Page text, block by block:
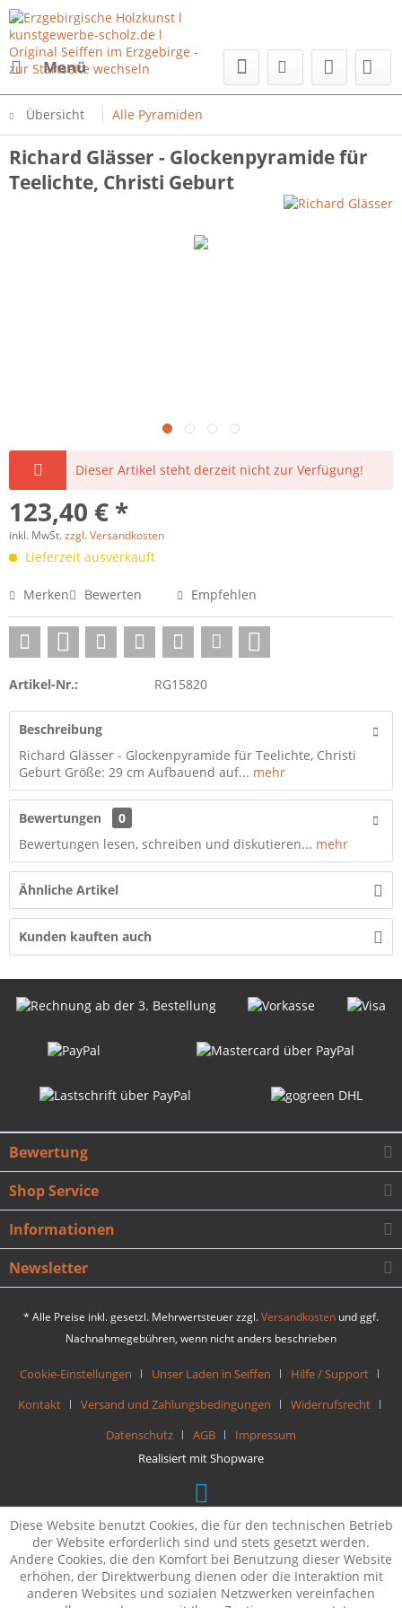
Menü
Übersicht Alle Pyramiden
Richard Glässer - Glockenpyramide für
Teelichte, Christi Geburt
Dieser Artikel steht derzeit nicht zur Verfügung!
123,40 € *
inkl. MwSt.zzgl. Versandkosten
Lieferzeit ausverkauft
Merken Bewerten Empfehlen
Artikel-Nr.: RG15820
Beschreibung
Richard Glässer - Glockenpyramide für Teelichte, Christi
Geburt Größe: 29 cm Aufbauend auf... mehr
Bewertungen
0
Bewertungen lesen, schreiben und diskutieren... mehr
Ähnliche Artikel
Kunden kauften auch
Bewertung
Shop Service
Informationen
Newsletter
* Alle Preise inkl. gesetzl. Mehrwertsteuer zzgl.Versandkosten und ggf.
Nachnahmegebühren, wenn nicht anders beschrieben
Cookie-Einstellungen Unser Laden in Seiffen
Hilfe / Support
Kontakt
Versand und Zahlungsbedingungen
Widerrufsrecht
Datenschutz
AGB
Impressum
Realisiert mit Shopware
Diese Website benutzt Cookies, die für den technischen Betrieb
der Website erforderlich sind und stets gesetzt werden.
Andere Cookies, die den Komfort bei Benutzung dieser Website
erhöhen, der Direktwerbung dienen oder die Interaktion mit
anderen Websites und sozialen Netzwerken vereinfachen